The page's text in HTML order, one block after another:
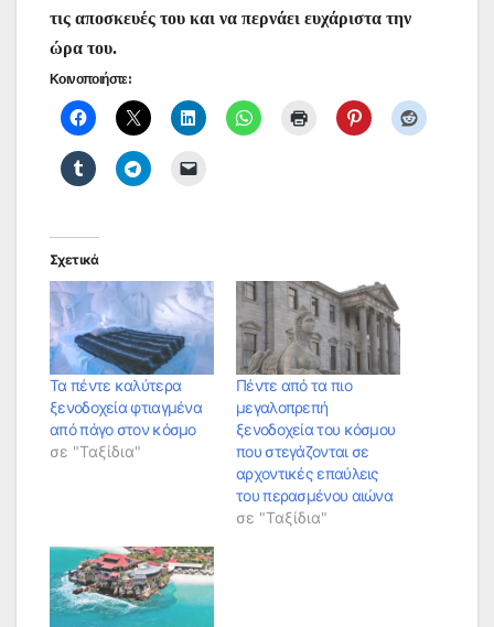
τις αποσκευές του και να περνάει ευχάριστα την
ώρα του.
Κοινοποιήστε:
Σχετικά
Τα πέντε καλύτερα
ξενοδοχεία φτιαγμένα
από πάγο στον κόσμο
σε "Ταξίδια"
Πέντε από τα πιο
μεγαλοπρεπή
ξενοδοχεία του κόσμου
που στεγάζονται σε
αρχοντικές επαύλεις
του περασμένου αιώνα
σε "Ταξίδια"